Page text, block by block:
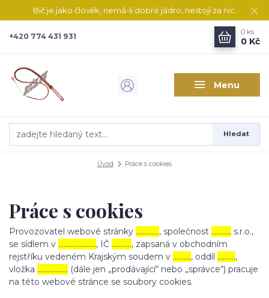
Bič je jako člověk, nemá-li dobré jádro, nestojí za nic.
Menu
Hledat
+420 774 431 931
0 ks
0 Kč
Úvod Práce s cookies
Práce s cookies
Provozovatel webové stránky …………., společnost ……….. s.r.o.,
se sídlem v …………………, IČ ……….., zapsaná v obchodním
rejstříku vedeném Krajským soudem v ………., oddíl ……….,
vložka …………….. (dále jen „prodávající“ nebo „správce“) pracuje
na této webové stránce se soubory cookies.